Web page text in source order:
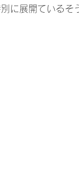
に展開ているそ